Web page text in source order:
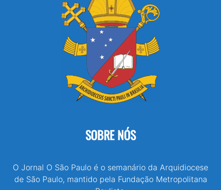
SOBRE NÓS
O Jornal O São Paulo é o semanário da Arquidiocese
de São Paulo, mantido pela Fundação Metropolitana